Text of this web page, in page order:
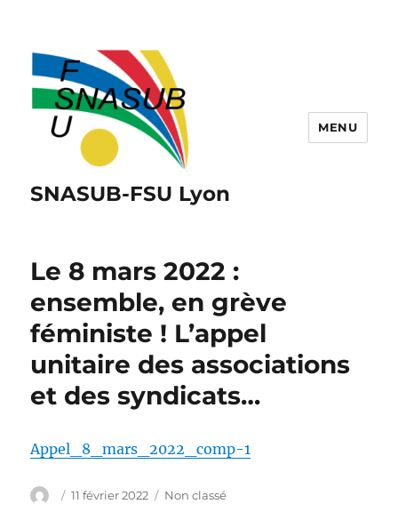
SNASUB-FSU Lyon
MENU
Le 8 mars 2022 :
ensemble, en grève
féministe ! L’appel
unitaire des associations
et des syndicats…
Appel_8_mars_2022_comp-1
Auteur
Publié
11 février 2022 Catégories
Non classé